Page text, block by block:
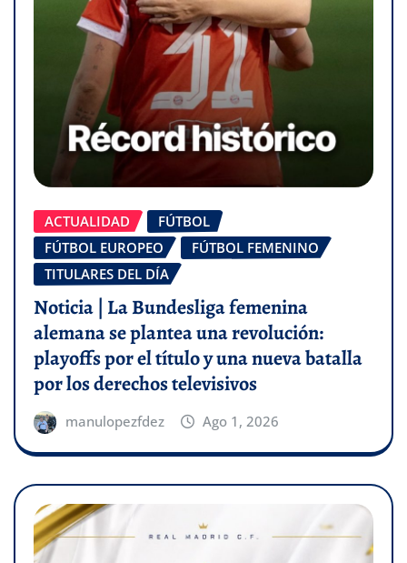
ACTUALIDAD
FÚTBOL
FÚTBOL EUROPEO
FÚTBOL FEMENINO
TITULARES DEL DÍA
Noticia | La Bundesliga femenina
alemana se plantea una revolución:
playoffs por el título y una nueva batalla
por los derechos televisivos
manulopezfdez Ago 1, 2026